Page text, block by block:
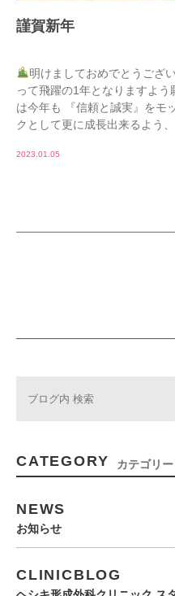
謹賀新年
明けましておめでとうござ
って飛躍の1年となりますよ
は今年も 『信頼と誠実』をモ
クとして更に成長出来るよう
2023.01.05
CATEGORY カテゴリー
NEWS
お知らせ
CLINICBLOG